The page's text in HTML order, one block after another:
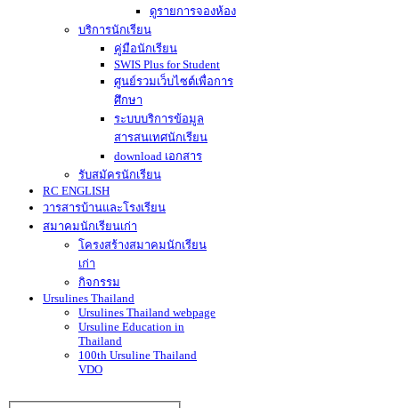
ดูรายการจองห้อง
บริการนักเรียน
คู่มือนักเรียน
SWIS Plus for Student
ศูนย์รวมเว็บไซต์เพื่อการ
ศึกษา
ระบบบริการข้อมูล
สารสนเทศนักเรียน
download เอกสาร
รับสมัครนักเรียน
RC ENGLISH
วารสารบ้านและโรงเรียน
สมาคมนักเรียนเก่า
โครงสร้างสมาคมนักเรียน
เก่า
กิจกรรม
Ursulines Thailand
Ursulines Thailand webpage
Ursuline Education in
Thailand
100th Ursuline Thailand
VDO